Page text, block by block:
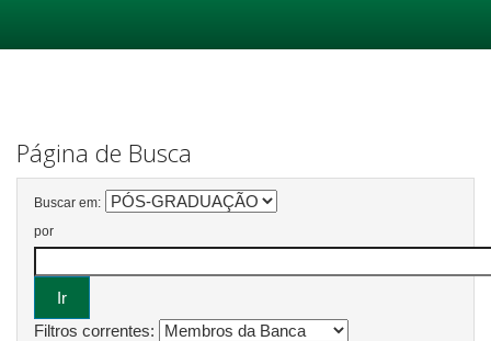
Página de Busca
Buscar em:
por
Filtros correntes: